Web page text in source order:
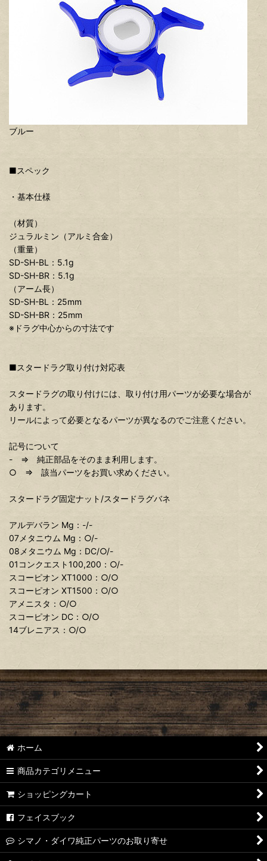
ブルー
■スペック
・基本仕様
（材質）
ジュラルミン（アルミ合金）
（重量）
SD-SH-BL：5.1g
SD-SH-BR：5.1g
（アーム長）
SD-SH-BL：25mm
SD-SH-BR：25mm
※ドラグ中心からの寸法です
■スタードラグ取り付け対応表
スタードラグの取り付けには、取り付け用パーツが必要な場合が
あります。
リールによって必要となるパーツが異なるのでご注意ください。
記号について
- ⇒ 純正部品をそのまま利用します。
○ ⇒ 該当パーツをお買い求めください。
スタードラグ固定ナット/スタードラグバネ
アルデバラン Mg：-/-
07メタニウム Mg：○/-
08メタニウム Mg：DC/○/-
01コンクエスト100,200：○/-
スコーピオン XT1000：○/○
スコーピオン XT1500：○/○
アメニスタ：○/○
スコーピオン DC：○/○
14ブレニアス：○/○
ホーム
商品カテゴリメニュー
ショッピングカート
フェイスブック
シマノ・ダイワ純正パーツのお取り寄せ